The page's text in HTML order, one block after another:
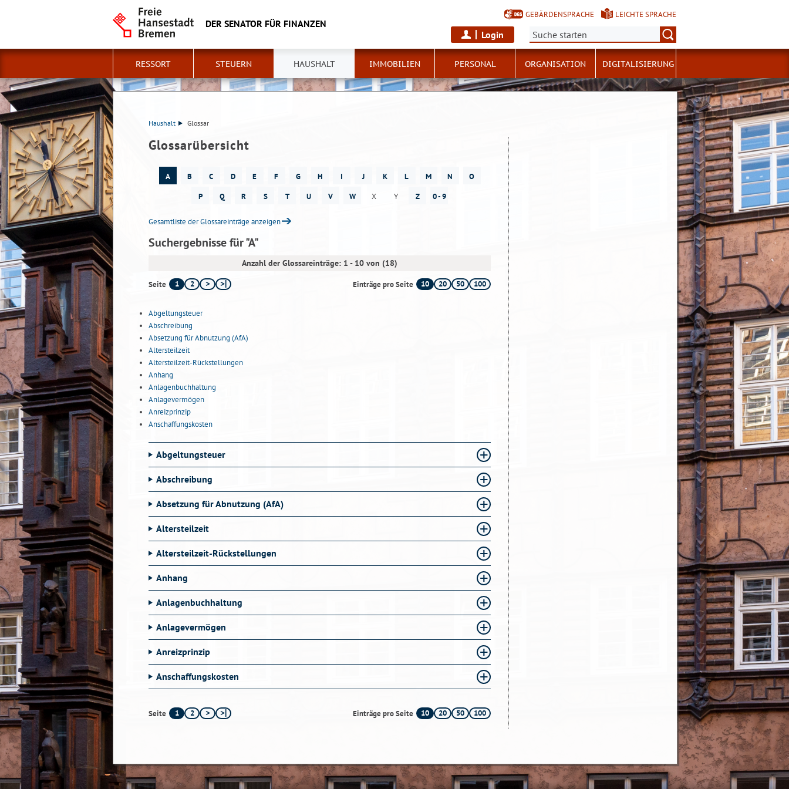
DER SENATOR FÜR FINANZEN
GEBÄRDENSPRACHE LEICHTE SPRACHE
Login Suche:
RESSORT STEUERN HAUSHALT IMMOBILIEN PERSONAL ORGANISATION DIGITALISIERUNG
Haushalt Glossar
Glossarübersicht
A B C D E F G H I J K L M N
O
P
Q R S T U V W X Y Z 0 - 9
Gesamtliste der Glossareinträge anzeigen
Suchergebnisse für "A"
Anzahl der Glossareinträge: 1 - 10 von (18)
Seite 1 2 Einträge pro Seite 10 20 50 100
Abgeltungsteuer
Abschreibung
Absetzung für Abnutzung (AfA)
Altersteilzeit
Altersteilzeit-Rückstellungen
Anhang
Anlagenbuchhaltung
Anlagevermögen
Anreizprinzip
Anschaffungskosten
Abgeltungsteuer
Abschreibung
Absetzung für Abnutzung (AfA)
Altersteilzeit
Altersteilzeit-Rückstellungen
Anhang
Anlagenbuchhaltung
Anlagevermögen
Anreizprinzip
Anschaffungskosten
Seite 1 2 Einträge pro Seite 10 20 50 100